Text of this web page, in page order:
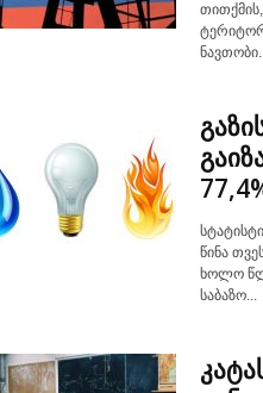
წინა
ხოლო
საბაზო...